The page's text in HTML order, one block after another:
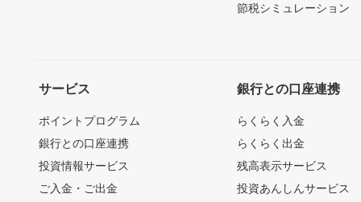
節税シミュレーション
サービス
ポイントプログラム
銀行との口座連携
投資情報サービス
ご入金・ご出金
銀行との口座連携
らくらく入金
らくらく出金
残高表示サービス
投資あんしんサービス